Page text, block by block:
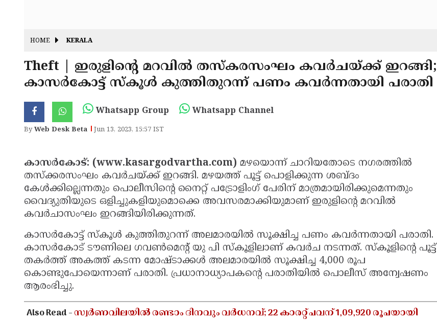
HOME KERALA
Theft | ഇരുളിന്റെ മറവില്‍ തസ്‌കരസംഘം കവര്‍ചയ്ക്ക് ഇറങ്ങി;
കാസര്‍കോട്ട് സ്‌കൂള്‍ കുത്തിതുറന്ന് പണം കവര്‍ന്നതായി പരാതി
Whatsapp Group Whatsapp Channel
ByWeb Desk Beta Jun 13, 2023, 15:57 IST
കാസര്‍കോട്: (www.kasargodvartha.com) മഴയൊന്ന് ചാറിയതോടെ നഗരത്തില്‍
തസ്‌ക്കരസംഘം കവര്‍ചയ്ക്ക് ഇറങ്ങി. മഴയത്ത് പൂട്ട് പൊളിക്കുന്ന ശബ്ദം
കേള്‍ക്കില്ലെന്നതും പൊലീസിന്റെ നൈറ്റ് പട്രോളിംഗ് പേരിന് മാത്രമായിരിക്കുമെന്നതും
വൈദ്യുതിയുടെ ഒളിച്ചുകളിയുമൊക്കെ അവസരമാക്കിയുമാണ് ഇരുളിന്റെ മറവില്‍
കവര്‍ചാസംഘം ഇറങ്ങിയിരിക്കുന്നത്.
കാസര്‍കോട്ട് സ്‌കൂള്‍ കുത്തിതുറന്ന് അലമാരയില്‍ സൂക്ഷിച്ച പണം കവര്‍ന്നതായി പരാതി.
കാസര്‍കോട് ടൗണിലെ ഗവണ്‍മെന്റ് യു പി സ്‌കൂളിലാണ് കവര്‍ച നടന്നത്. സ്‌കൂളിന്റെ പൂട്ട്
തകര്‍ത്ത് അകത്ത് കടന്ന മോഷ്ടാക്കള്‍ അലമാരയില്‍ സൂക്ഷിച്ച 4,000 രൂപ
കൊണ്ടുപോയെന്നാണ് പരാതി. പ്രധാനാധ്യാപകന്റെ പരാതിയില്‍ പൊലീസ് അന്വേഷണം
ആരംഭിച്ചു.
Also Read -സ്വർണവിലയിൽ രണ്ടാം ദിനവും വർധനവ്; 22 കാരറ്റ് പവന് 1,09,920 രൂപയായി